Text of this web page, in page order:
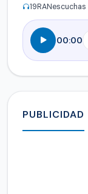
19RANescuchas
00:00
PUBLICIDAD